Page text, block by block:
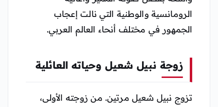
الرومانسية والوطنية التي نالت إعجاب
الجمهور في مختلف أنحاء العالم العربي.
زوجة نبيل شعيل وحياته العائلية
تزوج نبيل شعيل مرتين. من زوجته الأولى،